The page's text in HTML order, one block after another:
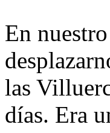
En
las
días. Era